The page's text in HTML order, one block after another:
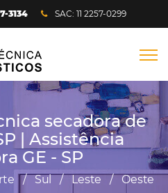
3134 SAC: 11 2257-0299
secadora de
| Assistência
GE - SP
/ Sul / Leste / Oeste